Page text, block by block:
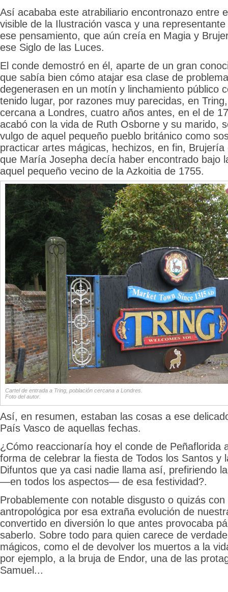
Así acababa este atrabiliario encontronazo entre
visible de la Ilustración vasca y una
ese pensamiento, que aún creía en Magia y
ese Siglo de las Luces.
El conde demostró en él, aparte de un gran
que sabía bien cómo atajar esa clase de
degenerasen en un motín y linchamiento público
tenido lugar, por razones muy parecidas, en
cercana a Londres, cuatro años antes, en el de
acabó con la vida de Ruth Osborne y su marido,
vulgo de aquel pequeño pueblo británico como
practicar artes mágicas, hechizos, en fin, Brujería
que María Josepha decía haber encontrado bajo
aquel pequeño vecino de la Azkoitia de 1755.
Cartel de entrada a Tring, población cercana a Londres.
Foto del autor.
Así, en resumen, estaban las cosas a ese
País Vasco de aquellas fechas.
¿Cómo reaccionaría hoy el conde de Peñaflorida
forma de celebrar la fiesta de Todos los Santos y
Difuntos que ya casi nadie llama así, prefiriendo
—en todos los aspectos— de esa festividad?.
Probablemente con notable disgusto o quizás con
antropológica por esa extraña evolución de
convertido en diversión lo que antes provocaba
saberlo. Sobre todo para quien carece de
mágicos, como el de devolver los muertos a la
por ejemplo, a la bruja de Endor, una de las
Samuel...